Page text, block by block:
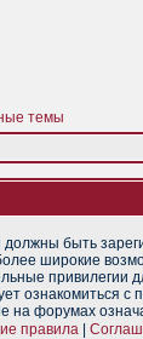
темы
быть
широкие
привилегии
ознакомиться
на форумах
правила